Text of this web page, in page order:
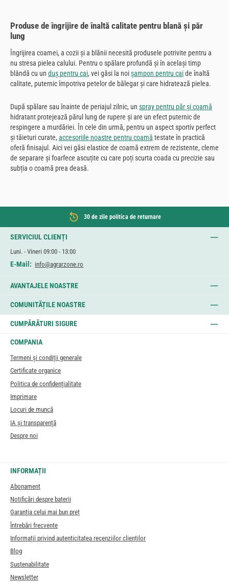
Produse de îngrijire de înaltă calitate pentru blană și păr
lung
Îngrijirea coamei, a cozii și a blănii necesită produsele potrivite pentru a
nu stresa pielea calului. Pentru o spălare profundă și în același timp
blândă cu un duș pentru cai, vei găsi la noișampon pentru caide înaltă
calitate, puternic împotriva petelor de bălegar și care hidratează pielea.
După spălare sau înainte de periajul zilnic, un spray pentru păr și coamă
hidratant protejează părul lung de rupere și are un efect puternic de
respingere a murdăriei. În cele din urmă, pentru un aspect sportiv perfect
și tăieturi curate, accesoriile noastre pentru coamă testate în practică
oferă finisajul. Aici vei găsi elastice de coamă extrem de rezistente, cleme
de separare și foarfece ascuțite cu care poți scurta coada cu precizie sau
subția o coamă prea deasă.
30 de zile politica de returnare
SERVICIUL CLIENȚI
Luni. - Vineri 09:00 - 13:00
E-Mail: info@agrarzone.ro
AVANTAJELE NOASTRE
COMUNITĂȚILE NOASTRE
CUMPĂRĂTURI SIGURE
COMPANIA
Termeni și condiții generale
Certificate organice
Politica de confidențialitate
Imprimare
Locuri de muncă
IA și transparență
Despre noi
INFORMAȚII
Abonament
Notificări despre baterii
Garanția celui mai bun preț
Întrebări frecvente
Informații privind autenticitatea recenziilor clienților
Blog
Sustenabilitate
Newsletter